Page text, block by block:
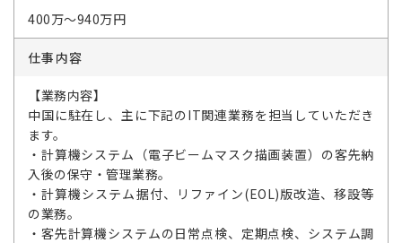
400万～940万円
仕事内容
【業務内容】
中国に駐在し、主に下記のIT関連業務を担当していただき
ます。
・計算機システム（電子ビームマスク描画装置）の客先納
入後の保守・管理業務。
・計算機システム据付、リファイン(EOL)版改造、移設等
の業務。
・客先計算機システムの日常点検、定期点検、システム調